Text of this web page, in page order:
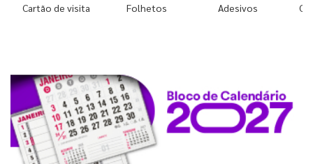
Cartão de visita Folhetos Adesivos